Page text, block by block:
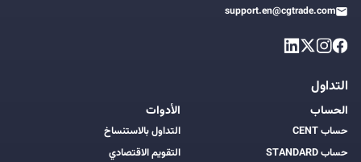
support.en@cgtrade.com
التداول
الحساب
حساب CENT
حساب STANDARD
الأدوات
التداول بالاستنساخ
التقويم الاقتصادي